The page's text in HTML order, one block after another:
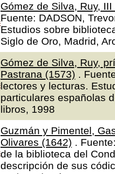
Gómez de Silva, Ruy,
Fuente: DADSON,
Estudios sobre
Siglo de Oro, Madrid,
Gómez de Silva, Ruy,
Pastrana (1573) .
lectores y lecturas.
particulares españolas
libros, 1998
Guzmán y Pimentel,
Olivares (1642) .
de la biblioteca del
descripción de sus